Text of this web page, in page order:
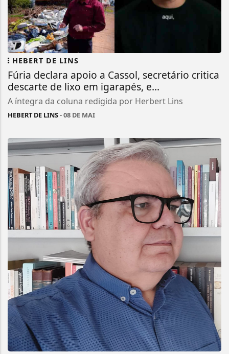
HEBERT DE LINS
Fúria declara apoio a Cassol, secretário critica
descarte de lixo em igarapés, e...
A íntegra da coluna redigida por Herbert Lins
HEBERT DE LINS- 08 DE MAI